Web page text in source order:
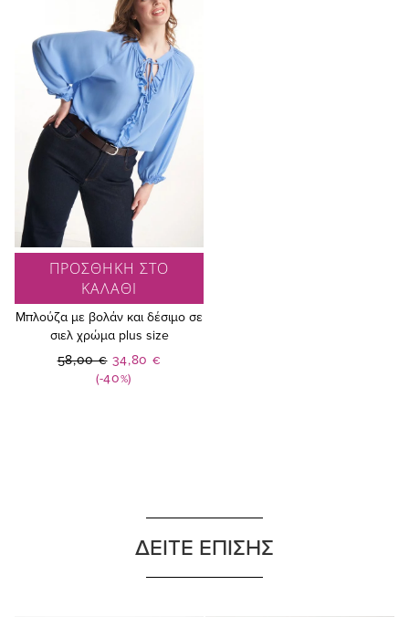
ΠΡΟΣΘΗΚΗ ΣΤΟ
ΚΑΛΑΘΙ
Μπλούζα με βολάν και δέσιμο σε
σιελ χρώμα plus size
(-40%)
Ειδική
Τιμή
34,80 €
58,00 €
ΔΕΙΤΕ ΕΠΙΣΗΣ